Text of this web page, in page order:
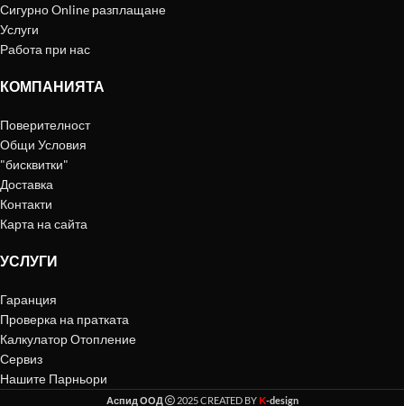
Сигурно Online разплащане
Услуги
Работа при нас
КОМПАНИЯТА
Поверителност
Общи Условия
"бисквитки"
Доставка
Контакти
Карта на сайта
УСЛУГИ
Гаранция
Проверка на пратката
Калкулатор Отопление
Сервиз
Нашите Парньори
Аспид ООД 2025 CREATED BY K-design